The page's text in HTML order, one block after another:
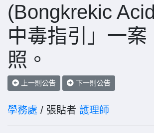
(Bongkrekic
中毒指引」一案
照。
上一則公告 下一則公告
學務處 / 張貼者 護理師